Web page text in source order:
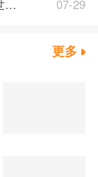
魔兽世界回归福利获取地址2025 魔兽世界在哪免费获取3天时长 07-29
更多